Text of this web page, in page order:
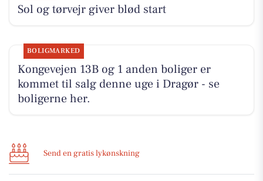
Sol og tørvejr giver blød start
BOLIGMARKED
Kongevejen 13B og 1 anden boliger er
kommet til salg denne uge i Dragør - se
boligerne her.
Send en gratis lykønskning